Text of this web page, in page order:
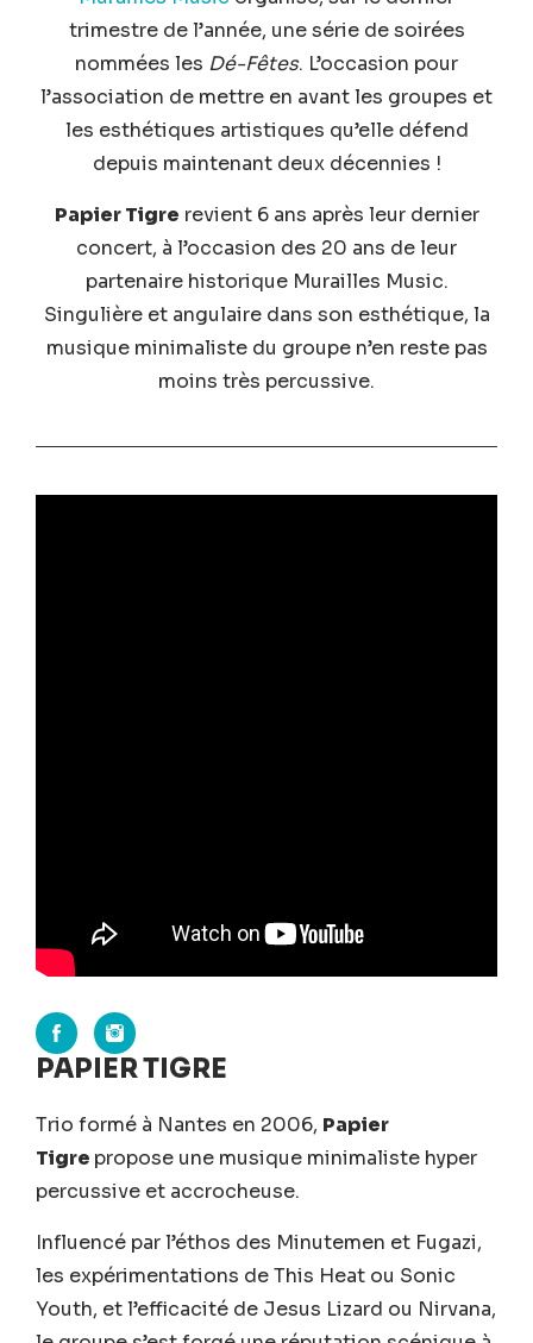
trimestre de l’année, une série de soirées
nommées les Dé-Fêtes. L’occasion pour
l’association de mettre en avant les groupes et
les esthétiques artistiques qu’elle défend
depuis maintenant deux décennies !
Papier Tigre revient 6 ans après leur dernier
concert, à l’occasion des 20 ans de leur
partenaire historique Murailles Music.
Singulière et angulaire dans son esthétique, la
musique minimaliste du groupe n’en reste pas
moins très percussive.
PAPIER TIGRE
Trio formé à Nantes en 2006, Papier
Tigre propose une musique minimaliste hyper
percussive et accrocheuse.
Influencé par l’éthos des Minutemen et Fugazi,
les expérimentations de This Heat ou Sonic
Youth, et l’efficacité de Jesus Lizard ou Nirvana,